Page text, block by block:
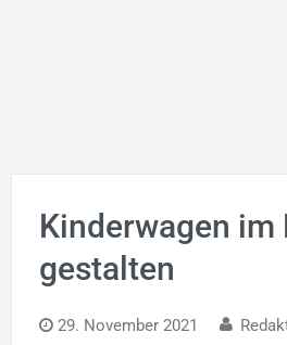
Kinderwagen im
gestalten
29. November 2021